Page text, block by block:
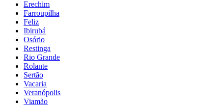
Erechim
Farroupilha
Feliz
Ibirubá
Osório
Restinga
Rio Grande
Rolante
Sertão
Vacaria
Veranópolis
Viamão